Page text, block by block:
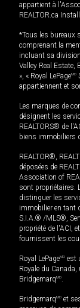
appartient à
REALTOR.ca
*Tous les bureaux
comprenant la
incluant sa
Valley Real Estate,
», « Royal LePageMD
appartiennent et
Les marques de
désignent les
REALTORS® de
biens immobiliers
REALTOR®,
déposées de
Association of
sont propriétaires.
distinguer les
immobilier en tant
S.I.A.® /MLS®,
propriété de l'ACI,
fournissent les
Royal LePageMD est
Royale du
BridgemarqMD.
BridgemarqMD et